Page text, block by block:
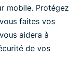
mobile. Protégez
faites vos
aidera à
de vos